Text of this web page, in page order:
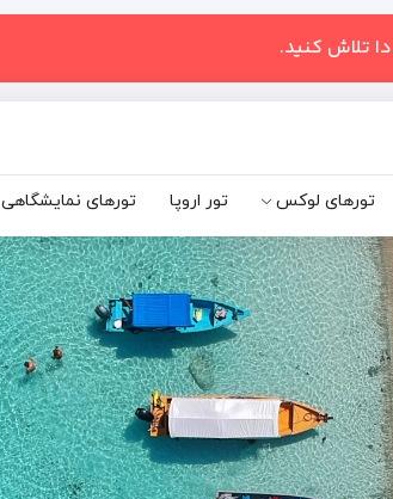
تلاش کنید.
تورهای لوکس تور اروپا تورهای نمایشگاهی